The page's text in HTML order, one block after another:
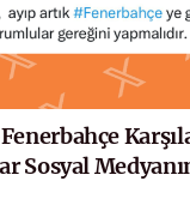
Sosyal